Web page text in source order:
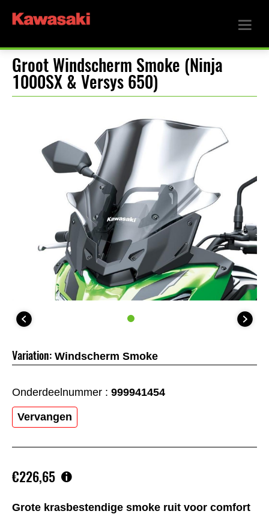
Groot Windscherm Smoke (Ninja
1000SX & Versys 650)
Grote krasbestendige smoke ruit voor comfort
€226,65
Variation: Windscherm Smoke
Onderdeelnummer : 999941454
Vervangen